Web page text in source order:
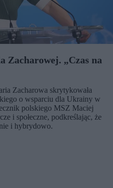
Zacharowej. „Czas na
Zacharowa skrytykowała
o wsparciu dla Ukrainy w
polskiego MSZ Maciej
i społeczne, podkreślając, że
i hybrydowo.